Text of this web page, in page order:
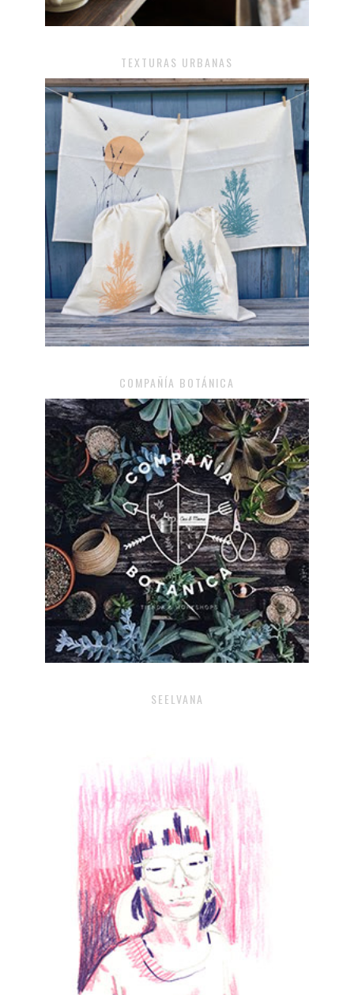
TEXTURAS URBANAS
COMPAÑÍA BOTÁNICA
SEELVANA